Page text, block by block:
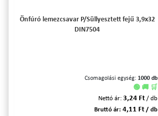
Önfúró lemezcsavar P/Süllyesztett fejű 3,9x32
DIN7504
Csomagolási egység: 1000 db
🟢 🚚 🛒
Nettó ár: 3,24 Ft / db
Bruttó ár: 4,11 Ft / db